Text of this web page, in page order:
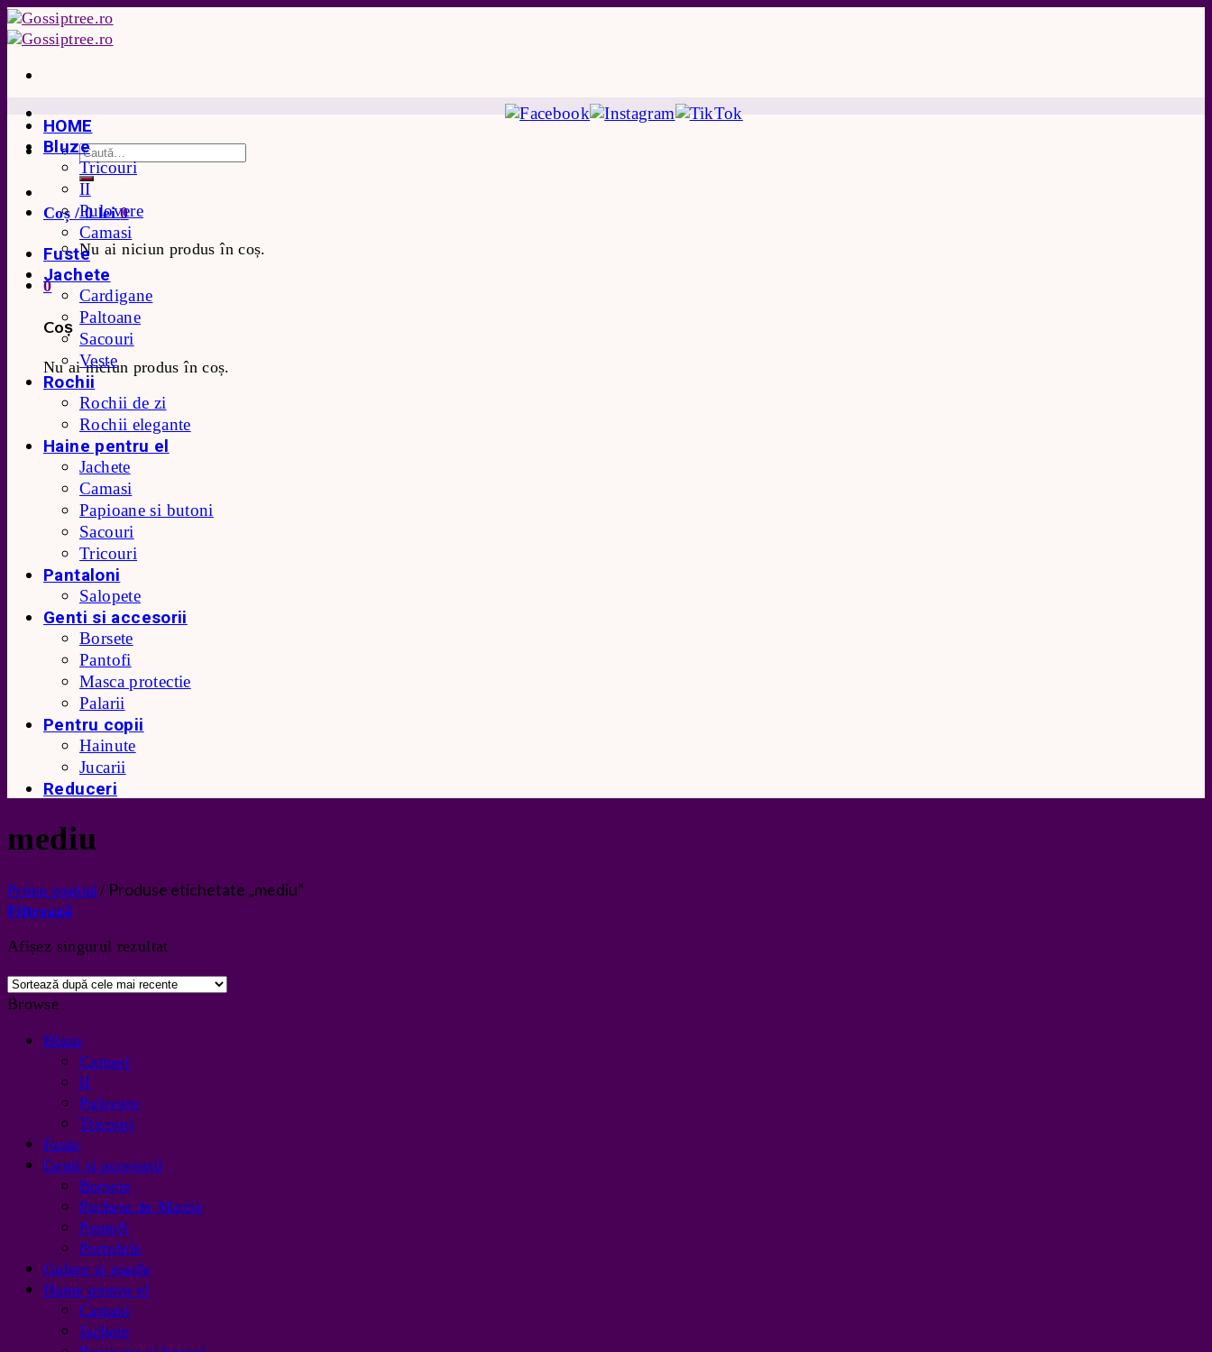
Skip
to
Coș /0lei 0
Nu ai niciun produs în coș.
0
Coș
Nu ai niciun produs în coș.
HOME
Bluze
Tricouri
II
Pulovere
Camasi
Fuste
Jachete
Cardigane
Paltoane
Sacouri
Veste
Rochii
Rochii de zi
Rochii elegante
Haine pentru el
Jachete
Camasi
Papioane si butoni
Sacouri
Tricouri
Pantaloni
Salopete
Genti si accesorii
Borsete
Pantofi
Masca protectie
Palarii
Pentru copii
Hainute
Jucarii
Reduceri
mediu
Prima pagină/ Produse etichetate „mediu”
Filtrează
Afișez singurul rezultat
Browse
Bluze
Camasi
II
Pulovere
Tricouri
Fuste
Genti si accesorii
Borsete
Pachete de Martie
Pantofi
Portofele
Gulere si esarfe
Haine pentru el
Camasi
Jachete